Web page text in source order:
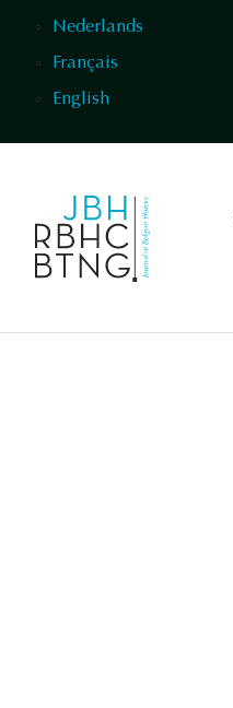
Nederlands
Français
English